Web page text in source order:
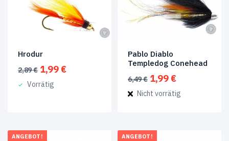
Hrodur
2,89€ Ursprünglicher
Preis
war:
1,99 €Aktueller
Vorrätig
Pablo Diablo
Templedog Conehead
6,49€ Ursprünglicher
Preis
war:
1,99 €Aktueller
Preis
ist:
Nicht vorrätig
ANGEBOT! ANGEBOT!